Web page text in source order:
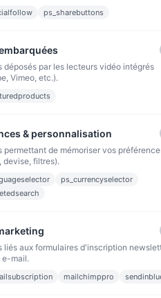
au panier
Colissimo
Livraison colis en 48h
La poste
Lettre suivie 72h
ps_sharebuttons
déposés par les lecteurs vidéo intégrés
Vimeo, etc.).
& personnalisation
permettant de mémoriser vos
devise, filtres).
ps_currencyselector
liés aux formulaires d'inscription
e-mail.
mailchimppro